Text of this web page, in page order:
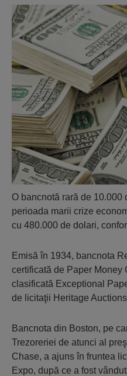
O bancnotă rară de 10.000
perioada marii crize
cu 480.000 de dolari,
Emisă în 1934, bancnota
certificată de Paper Money
clasificată Exceptional
de licitaţii Heritage
Bancnota din Boston, pe
Trezoreriei de atunci al
Chase, a ajuns în fruntea
Expo, după ce a fost